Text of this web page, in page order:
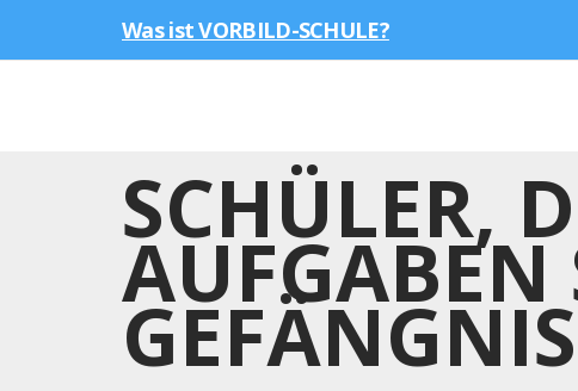
Was ist VORBILD-SCHULE?
SCHÜLER,
AUFGABEN
GEFÄNGNIS